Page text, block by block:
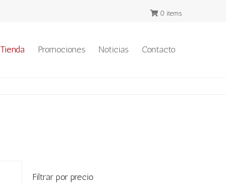
0 items
Tienda Promociones Noticias Contacto
Filtrar por precio